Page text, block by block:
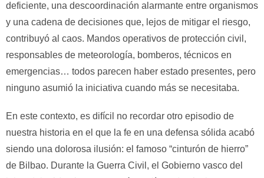
deficiente, una descoordinación alarmante entre organismos
y una cadena de decisiones que, lejos de mitigar el riesgo,
contribuyó al caos. Mandos operativos de protección civil,
responsables de meteorología, bomberos, técnicos en
emergencias… todos parecen haber estado presentes, pero
ninguno asumió la iniciativa cuando más se necesitaba.
En este contexto, es difícil no recordar otro episodio de
nuestra historia en el que la fe en una defensa sólida acabó
siendo una dolorosa ilusión: el famoso “cinturón de hierro”
de Bilbao. Durante la Guerra Civil, el Gobierno vasco del